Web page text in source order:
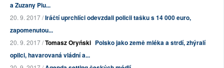
a Zuzany Piu...
20. 9. 2017 /Iráčtí uprchlíci odevzdali policii tašku s 14 000 euro,
zapomenutou...
20. 9. 2017 /Tomasz Oryński Polsko jako země mléka a strdí, zhýralí
opilci, havarovaná vládní a...